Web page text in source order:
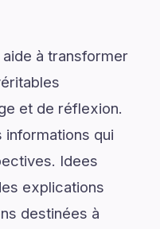
à transformer
et de réflexion.
qui
Idees
explications
destinées à